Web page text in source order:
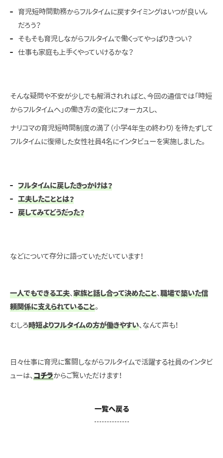
育児短時間勤務からフルタイムに戻すタイミングはいつが良いん
だろう？
そもそも育児しながらフルタイムで働くってやっぱりきつい？
仕事も家庭も上手くやっていけるかな？
そんな疑問や不安が少しでも解消されればと、今回の通信では「時短
からフルタイムへ」の働き方の変化にフォーカスし、
ナリコマの育児短時間制度の満了（小学4年生の終わり）を待たずして
フルタイムに復帰した女性社員4名にインタビューを実施しました。
フルタイムに戻したきっかけは？
工夫したこととは？
戻してみてどうだった？
などについて存分に語っていただいています！
一人でもできる工夫、 家族と話し合って決めたこと、 職場で築いた信
頼関係に支えられていること。
むしろ時短よりフルタイムの方が働きやすい、なんて声も！
日々仕事に育児に奮闘しながらフルタイムで活躍する社員のインタビ
ューは、 コチラからご覧いただけます！
一覧へ戻る